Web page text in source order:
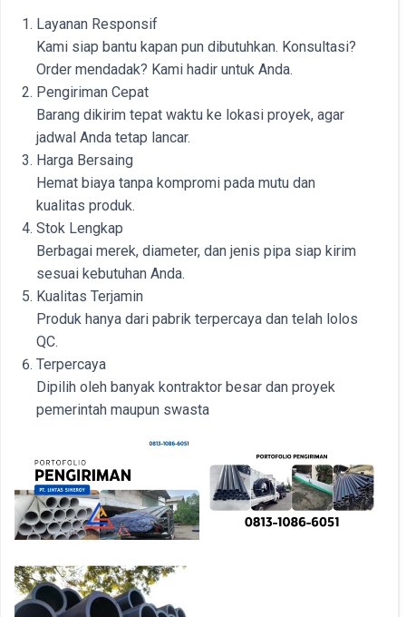
Layanan Responsif
Kami siap bantu kapan pun dibutuhkan. Konsultasi?
Order mendadak? Kami hadir untuk Anda.
Pengiriman Cepat
Barang dikirim tepat waktu ke lokasi proyek, agar
jadwal Anda tetap lancar.
Harga Bersaing
Hemat biaya tanpa kompromi pada mutu dan
kualitas produk.
Stok Lengkap
Berbagai merek, diameter, dan jenis pipa siap kirim
sesuai kebutuhan Anda.
Kualitas Terjamin
Produk hanya dari pabrik terpercaya dan telah lolos
QC.
Terpercaya
Dipilih oleh banyak kontraktor besar dan proyek
pemerintah maupun swasta